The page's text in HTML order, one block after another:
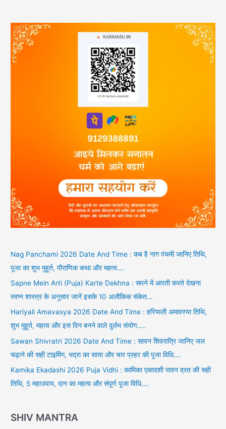
Nag Panchami 2026 Date And Time : कब है नाग पंचमी जानिए तिथि,
पूजा का शुभ मुहूर्त, पौराणिक कथा और महत्व….
Sapne Mein Arti (Puja) Karte Dekhna : सपने में आरती करते देखना
स्वप्न शास्त्र के अनुसार जानें इसके 10 अलौकिक संकेत…
Hariyali Amavasya 2026 Date And Time : हरियाली अमावस्या तिथि,
शुभ मुहूर्त, महत्व और इस दिन बनने वाले दुर्लभ संयोग…..
Sawan Shivratri 2026 Date And Time : सावन शिवरात्रि जानिए जल
चढ़ाने की सही टाइमिंग, भद्रा का साया और चार प्रहर की पूजा विधि….
Kamika Ekadashi 2026 Puja Vidhi : कामिका एकादशी पावन व्रत की सही
तिथि, 5 महाउपाय, दान का महत्व और संपूर्ण पूजा विधि….
SHIV MANTRA